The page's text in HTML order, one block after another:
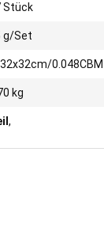
Stück
g/Set
0.048CBM
kg
,